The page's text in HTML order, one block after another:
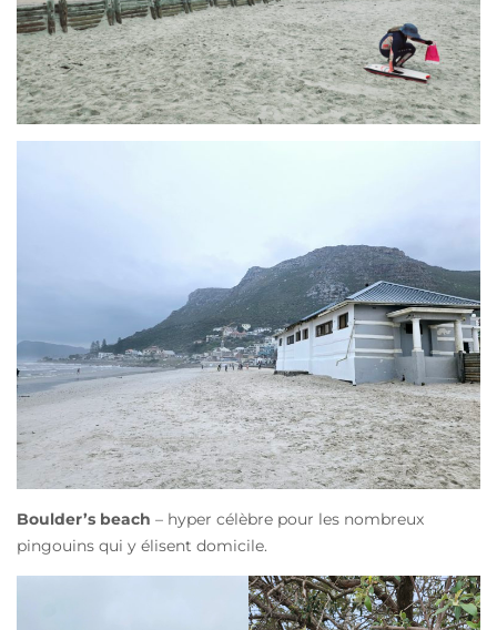
Boulder’s beach – hyper célèbre pour les nombreux
pingouins qui y élisent domicile.